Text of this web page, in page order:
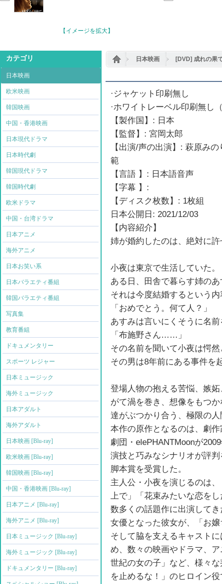
【イメージを拡大】
カテゴリ
日本映画
欧米映画
韓国映画
中国・香港映画
日本現代ドラマ
日本時代劇
韓国現代ドラマ
韓国時代劇
欧米ドラマ
中国・台湾ドラマ
日本アニメ
海外アニメ
日本お笑い系
日本バラエティ番組
韓国バラエティ番組
写真集
教育番組
ドキュメンタリー
スポーツ レジャー
日本ミュージック
海外ミュージック
日本アダルト
海外アダルト
日本映画 [Blu-ray]
欧米映画 [Blu-ray]
韓国映画 [Blu-ray]
中国・香港映画 [Blu-ray]
日本アニメ [Blu-ray]
海外アニメ [Blu-ray]
日本ミュージック [Blu-ray]
海外ミュージック [Blu-ray]
ドキュメンタリー [Blu-ray]
日本映画 [DVD] 成れの果
·ジャケット印刷無し
·ホワイトレーベル印刷無し
【製作国】: 日本
【監督】: 宮岡太郎
【出演/声の出演】: 萩原み
範
【言語 】: 日本語音声
【字幕 】:
【ディスク枚数】: 1枚組
日本公開日: 2021/12/03
【内容紹介】
姉が婚約したのは、絶対に
小夜は東京で生活していた。
ある日、田舎で暮らす姉の
それは今度結婚するという
「おめでとう。何て人？」
あすみは言いにくそうに名
「布施野さん……」
その名前を聞いて小夜は愕
その男は8年前にある事件を
登場人物の抱える苦悩、嫉
がて渦を巻き、想像をもつ
達がぶつかり合う、極限の
本作の原作となるのは、劇
劇団・elePHANTMoonが
演技と巧みなシナリオが評
脚本賞を受賞した。
主人公・小夜を演じるのは
上で」「花束みたいな恋を
数多くの話題作に出演して
女優となった彼女が、「お
そして脇を支えるキャスト
め、数々の映画やドラマ、
世紀の女の子」など、様々
を止めるな！」のヒロイン